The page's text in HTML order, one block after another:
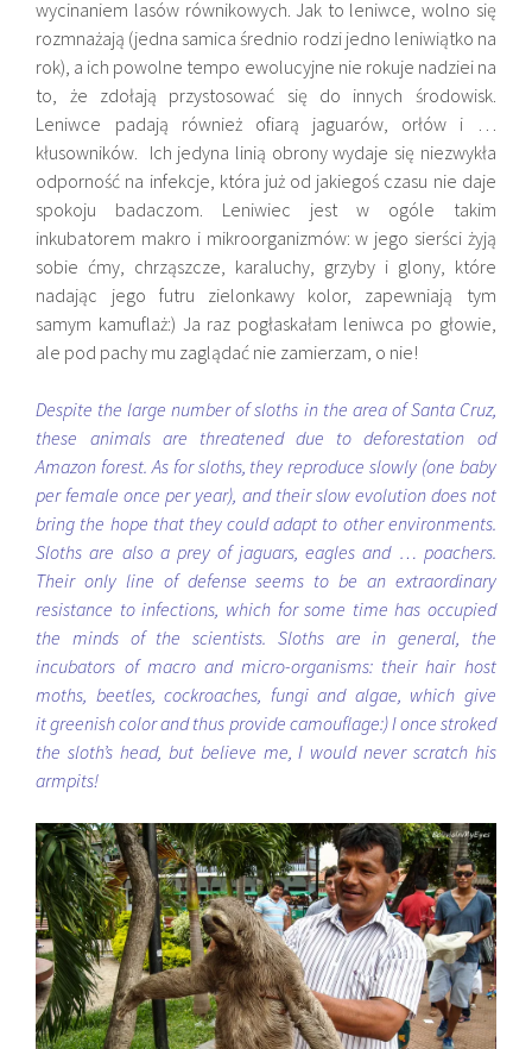
wycinaniem lasów równikowych. Jak to leniwce, wolno się
rozmnażają (jedna samica średnio rodzi jedno leniwiątko na
rok), a ich powolne tempo ewolucyjne nie rokuje nadziei na
to, że zdołają przystosować się do innych środowisk.
Leniwce padają również ofiarą jaguarów, orłów i …
kłusowników. Ich jedyna linią obrony wydaje się niezwykła
odporność na infekcje, która już od jakiegoś czasu nie daje
spokoju badaczom. Leniwiec jest w ogóle takim
inkubatorem makro i mikroorganizmów: w jego sierści żyją
sobie ćmy, chrząszcze, karaluchy, grzyby i glony, które
nadając jego futru zielonkawy kolor, zapewniają tym
samym kamuflaż:) Ja raz pogłaskałam leniwca po głowie,
ale pod pachy mu zaglądać nie zamierzam, o nie!
Despite the large number of sloths in the area of Santa Cruz,
these animals are threatened due to deforestation od
Amazon forest. As for sloths, they reproduce slowly (one baby
per female once per year), and their slow evolution does not
bring the hope that they could adapt to other environments.
Sloths are also a prey of jaguars, eagles and … poachers.
Their only line of defense seems to be an extraordinary
resistance to infections, which for some time has occupied
the minds of the scientists. Sloths are in general, the
incubators of macro and micro-organisms: their hair host
moths, beetles, cockroaches, fungi and algae, which give
it greenish color and thus provide camouflage:) I once stroked
the sloth’s head, but believe me, I would never scratch his
armpits!